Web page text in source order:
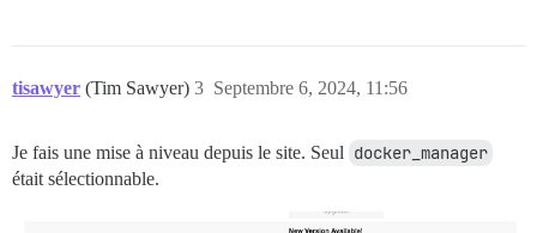
tisawyer (Tim Sawyer) Septembre 6, 2024, 11:56
3
Je fais une mise à niveau depuis le site. Seul docker_manager
était sélectionnable.